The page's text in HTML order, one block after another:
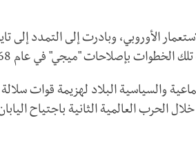
الأوروبي، وبادرت إلى التمدد إلى
الخطوات بإصلاحات "ميجي" في عام 1868 .
والسياسية البلاد لهزيمة قوات
خلال الحرب العالمية الثانية باجتياح